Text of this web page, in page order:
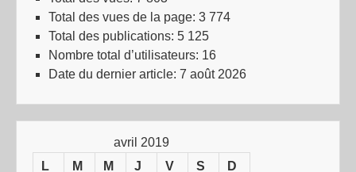
Total des vues de la page: 3 774
Total des publications: 5 125
Nombre total d’utilisateurs: 16
Date du dernier article: 7 août 2026
avril 2019
L
M M J V S D